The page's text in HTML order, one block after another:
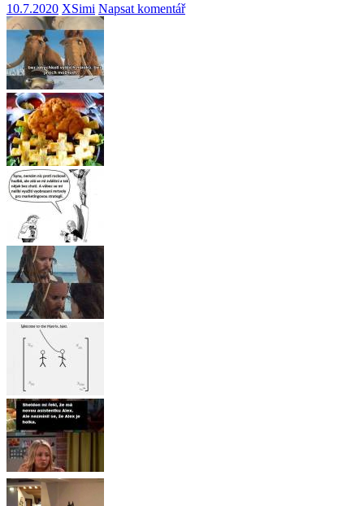
10.7.2020 XSimi Napsat komentář